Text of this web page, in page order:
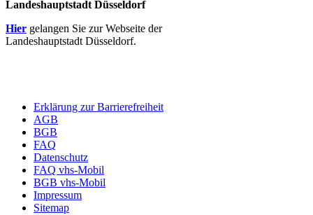
Landeshauptstadt Düsseldorf
Hier gelangen Sie zur Webseite der
Landeshauptstadt Düsseldorf.
Erklärung zur Barrierefreiheit
AGB
BGB
FAQ
Datenschutz
FAQ vhs-Mobil
BGB vhs-Mobil
Impressum
Sitemap